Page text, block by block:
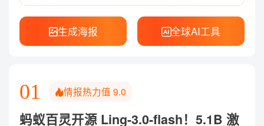
生成海报 全球AI工具
01 情报热力值9.0
蚂蚁百灵开源 Ling-3.0-flash！5.1B 激